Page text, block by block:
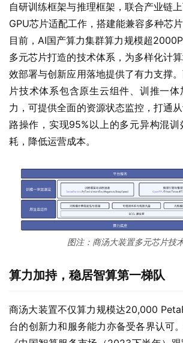
自研训练框架与推理框架，联合产业链
GPU芯片适配工作，搭建能兼容多种芯片
目前，AI国产算力集群算力规模超
多元芯片打造的技术体系，为多样化计
效部署与创新应用落地提供了有力支撑
片技术体系包含原生云组件、训推一
力，可提供全面的资源状态监控，打通
路操作，实现95%以上的多元异构混
耗，降低运营成本。
图注：商汤大装置多元芯片技
算力加持，稳居智算第一梯队
商汤大装置不仅算力规模达20,000
台的创新力和服务能力亦备受各界认可